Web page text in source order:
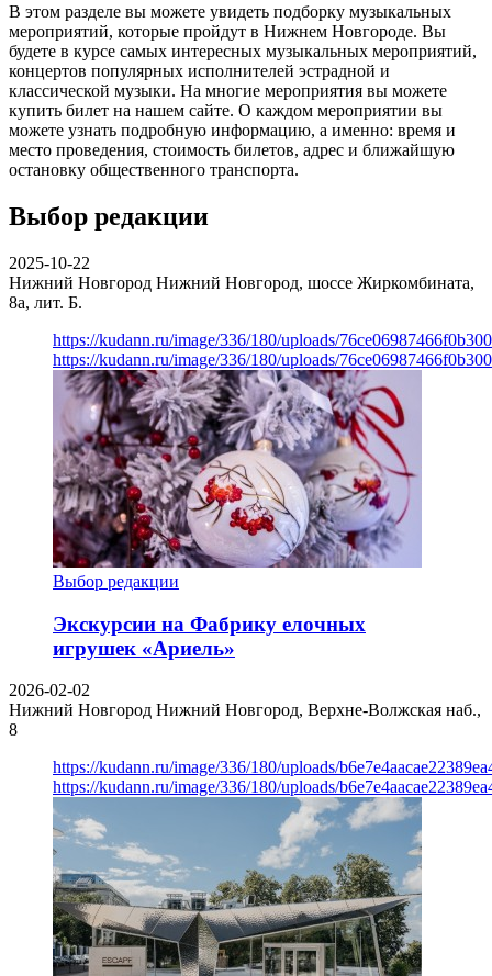
В этом разделе вы можете увидеть подборку музыкальных
мероприятий, которые пройдут в Нижнем Новгороде. Вы
будете в курсе самых интересных музыкальных мероприятий,
концертов популярных исполнителей эстрадной и
классической музыки. На многие мероприятия вы можете
купить билет на нашем сайте. О каждом мероприятии вы
можете узнать подробную информацию, а именно: время и
место проведения, стоимость билетов, адрес и ближайшую
остановку общественного транспорта.
Выбор редакции
2025-10-22
Нижний Новгород Нижний Новгород, шоссе Жиркомбината,
8а, лит. Б.
https://kudann.ru/image/336/180/uploads/
https://kudann.ru/image/336/180/uploads/
Выбор редакции
Экскурсии на Фабрику елочных
игрушек «Ариель»
2026-02-02
Нижний Новгород Нижний Новгород, Верхне-Волжская наб.,
8
https://kudann.ru/image/336/180/uploads/
https://kudann.ru/image/336/180/uploads/